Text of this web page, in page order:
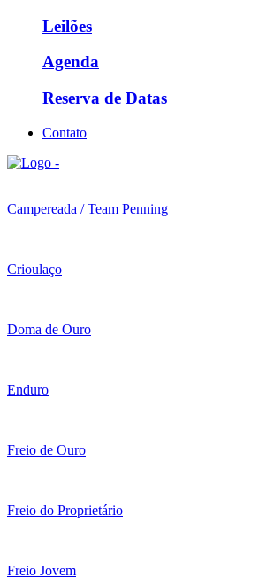
Leilões
Agenda
Reserva de Datas
Contato
Campereada / Team Penning
Crioulaço
Doma de Ouro
Enduro
Freio de Ouro
Freio do Proprietário
Freio Jovem